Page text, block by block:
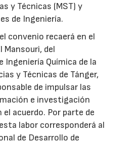
y Técnicas (MST) y
de Ingeniería.
convenio recaerá en el
Mansouri, del
Ingeniería Química de la
y Técnicas de Tánger,
de impulsar las
e investigación
acuerdo. Por parte de
labor corresponderá al
de Desarrollo de